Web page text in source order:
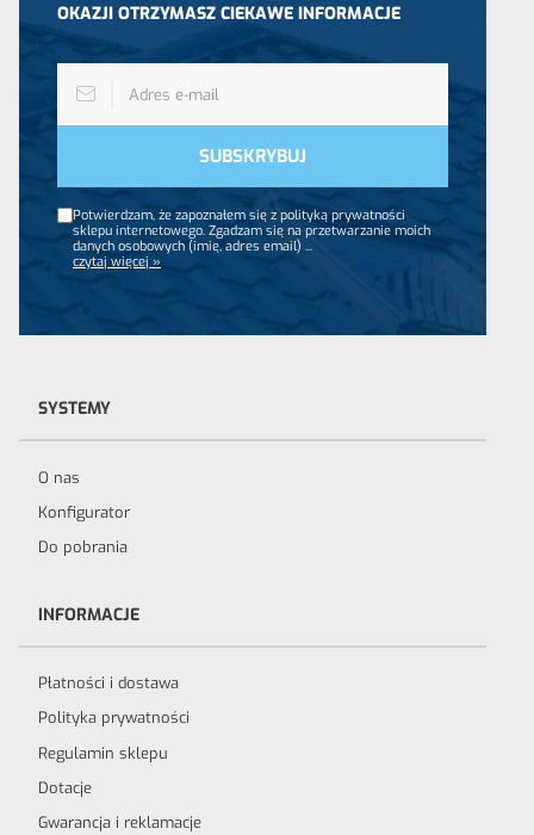
SYSTEMY
O nas
Konfigurator
Do pobrania
INFORMACJE
Płatności i dostawa
Polityka prywatności
Regulamin sklepu
Dotacje
Gwarancja i reklamacje
OKAZJI OTRZYMASZ CIEKAWE INFORMACJE
Potwierdzam, że zapoznałem się z polityką prywatności
sklepu internetowego. Zgadzam się na przetwarzanie moich
danych osobowych (imię, adres email) ...
czytaj więcej »